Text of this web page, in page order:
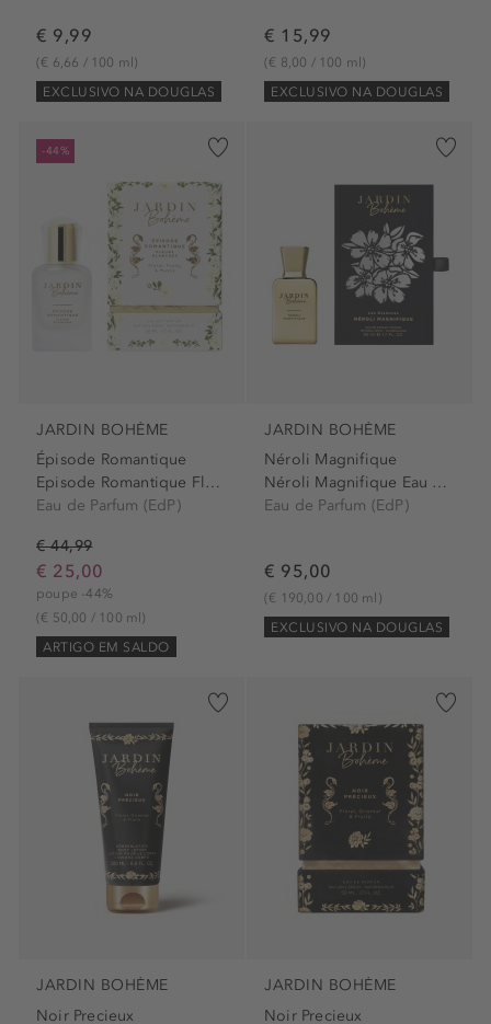
€ 9,99
(€ 6,66 / 100 ml)
EXCLUSIVO NA DOUGLAS
€ 15,99
(€ 8,00 / 100 ml)
EXCLUSIVO NA DOUGLAS
-44%
JARDIN BOHÈME
Épisode Romantique
Episode Romantique Fleurs...
Eau de Parfum (EdP)
€ 44,99
€ 25,00
poupe -44%
(€ 50,00 / 100 ml)
ARTIGO EM SALDO
JARDIN BOHÈME
Néroli Magnifique
Néroli Magnifique Eau de...
Eau de Parfum (EdP)
€ 95,00
(€ 190,00 / 100 ml)
EXCLUSIVO NA DOUGLAS
JARDIN BOHÈME
Noir Precieux
JARDIN BOHÈME
Noir Precieux